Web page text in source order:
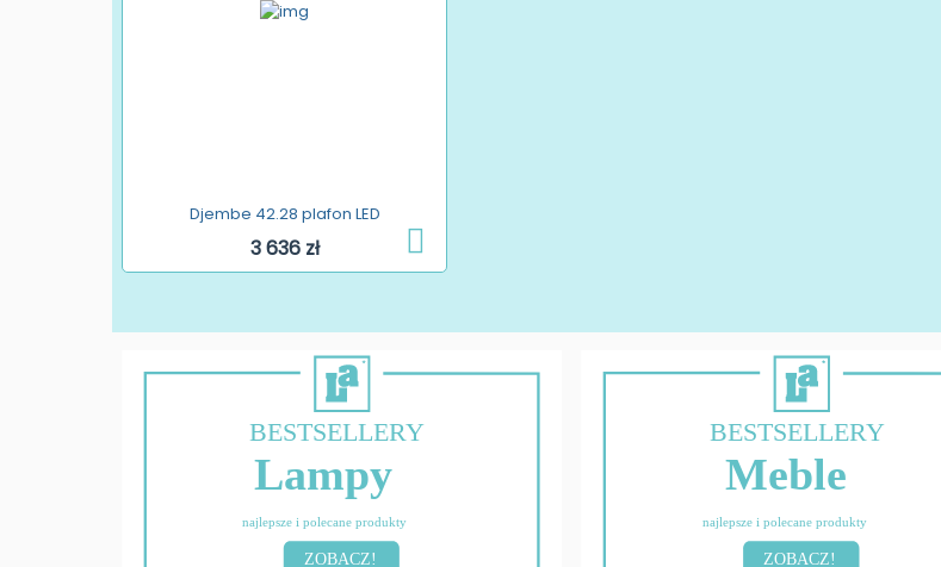
Djembe 42.28 plafon LED
3 636 zł
BESTSELLERY
Lampy
najlepsze i polecane produkty
ZOBACZ!
BESTSELLERY
Meble
najlepsze i polecane produkty
ZOBACZ!